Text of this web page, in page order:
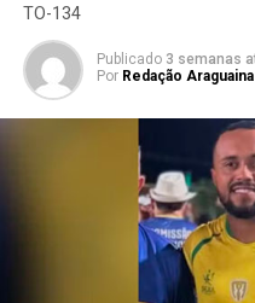
TO-134
Publicado 3 semanas
Por Redação